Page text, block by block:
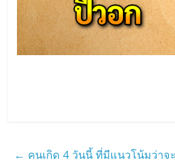
← คนเกิด 4 วันนี้ ที่มีแนวโน้มว่าจ